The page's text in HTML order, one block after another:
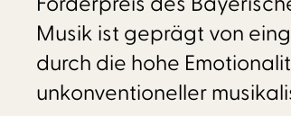
Musik ist geprägt von
durch die hohe
unkonventioneller